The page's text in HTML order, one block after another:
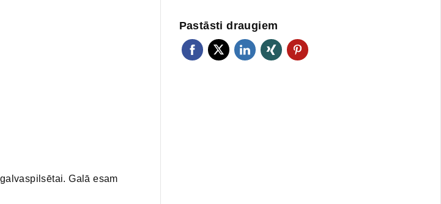
Galā esam
Pastāsti draugiem